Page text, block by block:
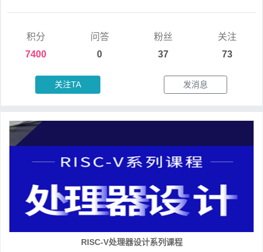
积分
7400
问答
0
粉丝
37
关注
73
关注TA 发消息
RISC-V处理器设计系列课程